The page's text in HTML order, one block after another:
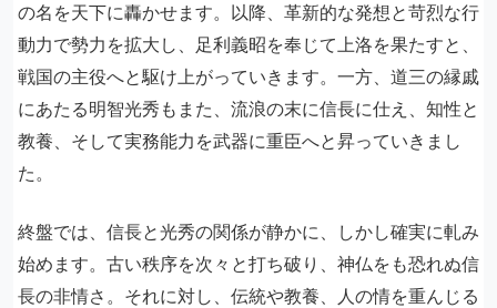
の名を天下に轟かせます。以降、革新的な発想と苛烈な行
動力で勢力を拡大し、足利義昭を奉じて上洛を果たすと、
戦国の主役へと駆け上がっていきます。一方、道三の縁戚
にあたる明智光秀もまた、流浪の末に信長に仕え、知性と
教養、そして実務能力を武器に重臣へと昇っていきまし
た。
終盤では、信長と光秀の関係が静かに、しかし確実に軋み
始めます。古い秩序を次々と打ち破り、神仏をも恐れぬ信
長の非情さ。それに対し、伝統や教養、人の情を重んじる